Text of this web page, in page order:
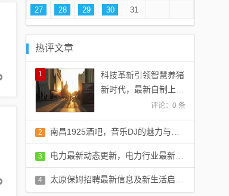
27
28 29 30 31
热评文章
1
科技革新引领智慧养猪
新时代，最新自制上猪
评论：0 条
2 南昌1925酒吧，音乐DJ的魅力与音乐纽带
评论：0 条
3 电力最新动态更新，电力行业最新消息速递
评论：0 条
4 太原保姆招聘最新信息及新生活启航，学习成就梦想之路